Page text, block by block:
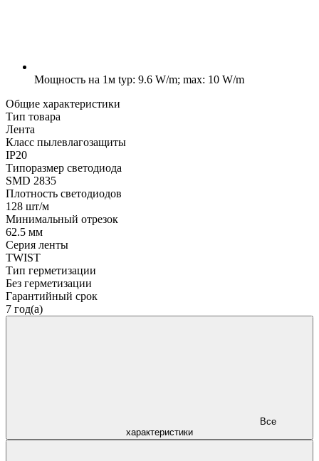
Мощность на 1м typ: 9.6 W/m; max: 10 W/m
Общие характеристики
Тип товара
Лента
Класс пылевлагозащиты
IP20
Типоразмер светодиода
SMD 2835
Плотность светодиодов
128 шт/м
Минимальный отрезок
62.5 мм
Серия ленты
TWIST
Тип герметизации
Без герметизации
Гарантийный срок
7 год(а)
характеристики